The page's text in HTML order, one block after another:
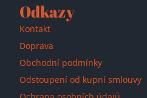
Odkazy
Kontakt
Doprava
Obchodní podmínky
Odstoupení od kupní smlouvy